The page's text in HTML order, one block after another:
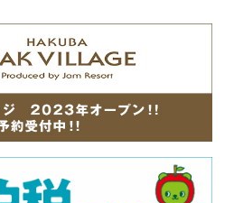
部分のドアノブやELVボタ
期的な消毒
分な換気を行い、ルーム
他TVリモコン、電話等のお
る備品の消毒を行い、衛生
ーの設置
に向けた取り組み
向けた取り組み
呂用のシャワーチェア
限りがございます）
トのご用意
可能なリモコン（全室対